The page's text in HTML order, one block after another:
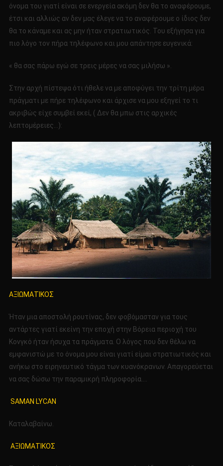
όνομα του γιατί είναι σε ενεργεία ακόμη δεν θα το αναφέρουμε,
έτσι και αλλιώς αν δεν μας έλεγε να το αναφέρουμε ο ίδιος δεν
θα το κάναμε και ας μην ήταν στρατιωτικός. Του εξήγησα για
πιο λόγο τον πήρα τηλέφωνο και μου απάντησε ευγενικά:
« θα σας πάρω εγώ σε τρεις μέρες να σας μιλήσω ».
Στην αρχή πίστεψα ότι ήθελε να με αποφύγει την τρίτη μέρα
πράγματι με πήρε τηλέφωνο και άρχισε να μου εξηγεί το τι
ακριβώς είχε συμβεί εκεί, ( Δεν θα μπω στις αρχικές
λεπτομέρειες…):
ΑΞΙΩΜΑΤΙΚΟΣ
Ήταν μια αποστολή ρουτίνας, δεν φοβόμασταν για τους
αντάρτες γιατί εκείνη την εποχή στην Βόρεια περιοχή του
Κονγκό ήταν ήσυχα τα πράγματα. Ο λόγος που δεν θέλω να
εμφανιστώ με το όνομα μου είναι γιατί είμαι στρατιωτικός και
ανήκω στο ειρηνευτικό τάγμα των κυανόκρανων. Απαγορεύεται
να σας δώσω την παραμικρή πληροφορία….
SAMAN LYCAN
Καταλαβαίνω.
ΑΞΙΩΜΑΤΙΚΟΣ